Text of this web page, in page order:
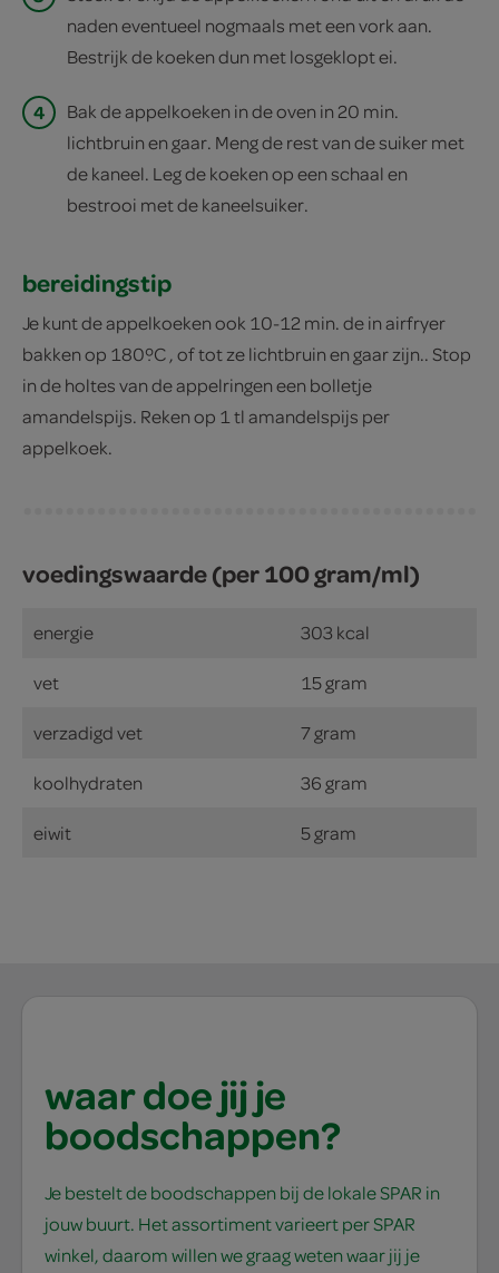
naden eventueel nogmaals met een vork aan.
Bestrijk de koeken dun met losgeklopt ei.
4
Bak de appelkoeken in de oven in 20 min.
lichtbruin en gaar. Meng de rest van de suiker met
de kaneel. Leg de koeken op een schaal en
bestrooi met de kaneelsuiker.
bereidingstip
Je kunt de appelkoeken ook 10-12 min. de in airfryer
bakken op 180ºC , of tot ze lichtbruin en gaar zijn.. Stop
in de holtes van de appelringen een bolletje
amandelspijs. Reken op 1 tl amandelspijs per
appelkoek.
voedingswaarde (per 100 gram/ml)
energie 303 kcal
vet 15 gram
verzadigd vet 7 gram
koolhydraten 36 gram
eiwit 5 gram
waar doe jij je
boodschappen?
Je bestelt de boodschappen bij de lokale SPAR in
jouw buurt. Het assortiment varieert per SPAR
winkel, daarom willen we graag weten waar jij je